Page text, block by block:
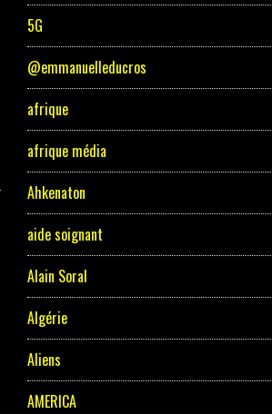
5G
@emmanuelleducros
afrique
afrique média
Ahkenaton
aide soignant
Alain Soral
Algérie
Aliens
AMERICA